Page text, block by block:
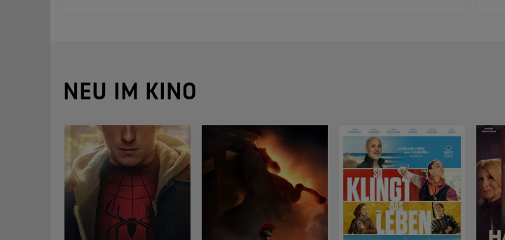
NEU IM KINO